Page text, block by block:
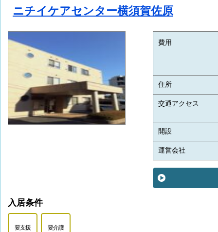
ニチイケアセンター横須賀佐原
費用
住所
交通アクセス
開設
運営会社
入居条件
要支援 要介護